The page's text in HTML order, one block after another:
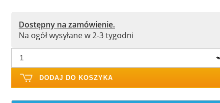
Dostępny na zamówienie.
Na ogół wysyłane w 2-3 tygodni
DODAJ DO KOSZYKA